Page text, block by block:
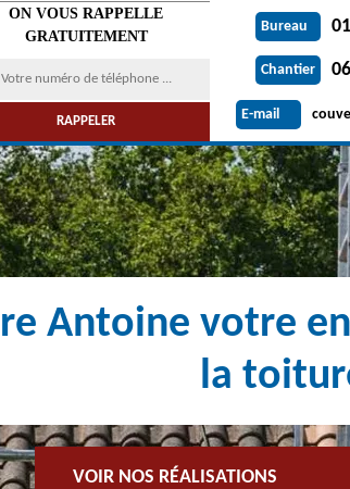
ON VOUS RAPPELLE
GRATUITEMENT
Bureau
Chantier
E-mail
Antoine votre
la
VOIR NOS RÉALISATIONS